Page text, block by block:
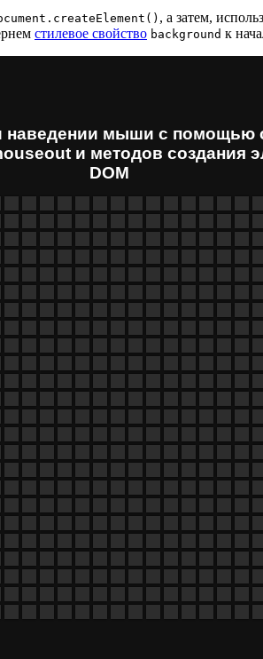
, а затем,
стилевое свойство background к